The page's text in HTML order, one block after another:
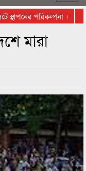
স্থাপনের পরিকল্পনা ।
মারা